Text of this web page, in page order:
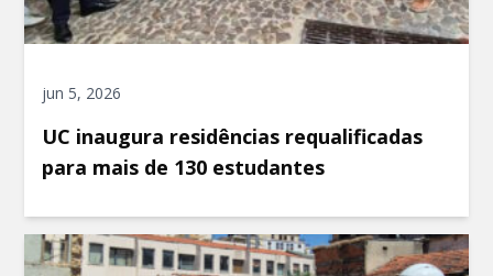
jun 5, 2026
UC inaugura residências requalificadas
para mais de 130 estudantes